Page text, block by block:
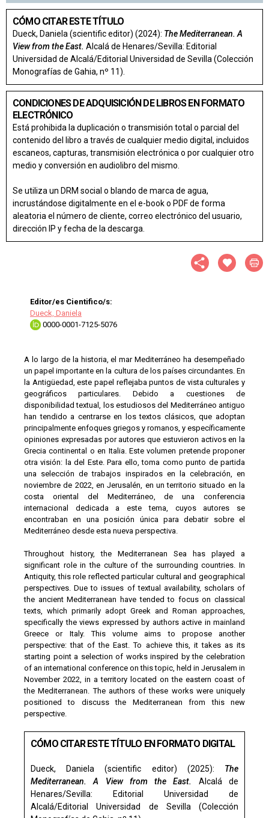
CÓMO CITAR ESTE TÍTULO
Dueck, Daniela (scientific editor) (2024): The Mediterranean. A
View from the East. Alcalá de Henares/Sevilla: Editorial
Universidad de Alcalá/Editorial Universidad de Sevilla (Colección
Monografías de Gahia, nº 11).
CONDICIONES DE ADQUISICIÓN DE LIBROS EN FORMATO
ELECTRÓNICO
Está prohibida la duplicación o transmisión total o parcial del
contenido del libro a través de cualquier medio digital, incluidos
escaneos, capturas, transmisión electrónica o por cualquier otro
medio y conversión en audiolibro del mismo.
Se utiliza un DRM social o blando de marca de agua,
incrustándose digitalmente en el e-book o PDF de forma
aleatoria el número de cliente, correo electrónico del usuario,
dirección IP y fecha de la descarga.
Editor/es Cientifico/s:
Dueck, Daniela
0000-0001-7125-5076
A lo largo de la historia, el mar Mediterráneo ha desempeñado
un papel importante en la cultura de los países circundantes. En
la Antigüedad, este papel reflejaba puntos de vista culturales y
geográficos particulares. Debido a cuestiones de
disponibilidad textual, los estudiosos del Mediterráneo antiguo
han tendido a centrarse en los textos clásicos, que adoptan
principalmente enfoques griegos y romanos, y específicamente
opiniones expresadas por autores que estuvieron activos en la
Grecia continental o en Italia. Este volumen pretende proponer
otra visión: la del Este. Para ello, toma como punto de partida
una selección de trabajos inspirados en la celebración, en
noviembre de 2022, en Jerusalén, en un territorio situado en la
costa oriental del Mediterráneo, de una conferencia
internacional dedicada a este tema, cuyos autores se
encontraban en una posición única para debatir sobre el
Mediterráneo desde esta nueva perspectiva.
Throughout history, the Mediterranean Sea has played a
significant role in the culture of the surrounding countries. In
Antiquity, this role reflected particular cultural and geographical
perspectives. Due to issues of textual availability, scholars of
the ancient Mediterranean have tended to focus on classical
texts, which primarily adopt Greek and Roman approaches,
specifically the views expressed by authors active in mainland
Greece or Italy. This volume aims to propose another
perspective: that of the East. To achieve this, it takes as its
starting point a selection of works inspired by the celebration
of an international conference on this topic, held in Jerusalem in
November 2022, in a territory located on the eastern coast of
the Mediterranean. The authors of these works were uniquely
positioned to discuss the Mediterranean from this new
perspective.
CÓMO CITAR ESTE TÍTULO EN FORMATO DIGITAL
Dueck, Daniela (scientific editor) (2025): The
Mediterranean. A View from the East.
Alcalá de
Henares/Sevilla: Editorial Universidad de
Alcalá/Editorial Universidad de Sevilla (Colección